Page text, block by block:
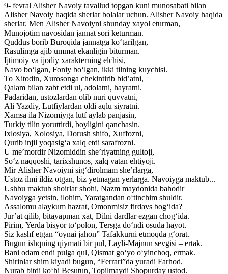
9- fevral Alisher Navoiy tavallud topgan kuni munosabati bilan
Alisher Navoiy haqida sherlar bolalar uchun. Alisher Navoiy haqida
sherlar. Men Alisher Navoiyni shunday xayol eturman,
Munojotim navosidan jannat sori keturman.
Quddus borib Buroqida jannatga ko‘tarilgan,
Rasulimga ajib ummat ekanligin biturman.
Ijtimoiy va ijodiy xarakterning elchisi,
Navo bo‘lgan, Foniy bo‘lgan, ikki tilning kuychisi.
To Xitodin, Xurosonga chekintirib bid’atni,
Qalam bilan zabt etdi ul, adolatni, hayratni.
Padaridan, ustozlardan olib nuri quvvatni,
Ali Yazdiy, Lutfiylardan oldi aqlu siyratni.
Xamsa ila Nizomiyga lutf aylab panjasin,
Turkiy tilin yoruttirdi, boyligini qanchasin.
Ixlosiya, Xolosiya, Dorush shifo, Xuffozni,
Qurib injil yoqasig‘a xalq etdi sarafrozni.
U me’mordir Nizomiddin she’riyatning gultoji,
So‘z naqqoshi, tarixshunos, xalq vatan ehtiyoji.
Mir Alisher Navoiyni sig‘dirolmam she’rlarga,
Ustoz ilmi ildiz otgan, biz yetmagan yerlarga. Navoiyga maktub...
Ushbu maktub shoirlar shohi, Nazm maydonida bahodir
Navoiyga yetsin, ilohim, Yaratgandan o‘tinchim shuldir.
Assalomu alaykum hazrat, Omonmisiz firdavs bog‘ida?
Jur’at qilib, bitayapman xat, Dilni dardlar ezgan chog‘ida.
Pirim, Yerda bisyor to‘polon, Tersga do‘ndi osuda hayot.
Siz kashf etgan “oynai jahon” Tafakkurni etmoqda g‘orat.
Bugun ishqning qiymati bir pul, Layli-Majnun sevgisi – ertak.
Bani odam endi pulga qul, Qismat go‘yo o‘yinchoq, ermak.
Shirinlar shim kiyadi bugun, “Ferrari”da yuradi Farhod.
Nurab bitdi ko‘hi Besutun, Topilmaydi Shopurday ustod.